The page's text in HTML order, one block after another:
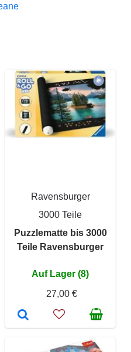
Ravensburger
3000 Teile
Puzzlematte bis 3000
Teile Ravensburger
Auf Lager (8)
27,00 €